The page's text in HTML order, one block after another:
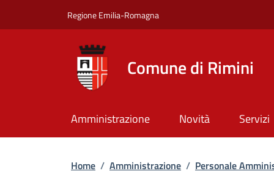
Regione Emilia-Romagna
Comune di Rimini
Amministrazione Novità Servizi
Briciole di pane
Home / Amministrazione / Personale